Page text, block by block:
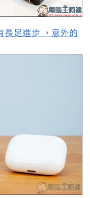
足進步 ，意外的